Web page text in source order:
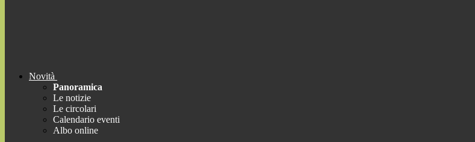
Novità
Panoramica
Le notizie
Le circolari
Calendario eventi
Albo online